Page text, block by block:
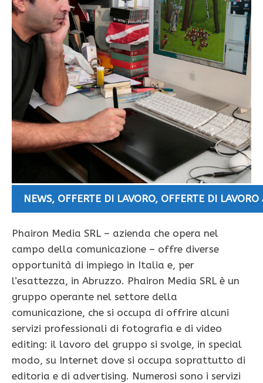
NEWS, OFFERTE DI LAVORO, OFFERTE DI LAVORO
Phairon Media SRL – azienda che opera nel
campo della comunicazione – offre diverse
opportunità di impiego in Italia e, per
l’esattezza, in Abruzzo. Phairon Media SRL è un
gruppo operante nel settore della
comunicazione, che si occupa di offrire alcuni
servizi professionali di fotografia e di video
editing: il lavoro del gruppo si svolge, in special
modo, su Internet dove si occupa soprattutto di
editoria e di advertising. Numerosi sono i servizi